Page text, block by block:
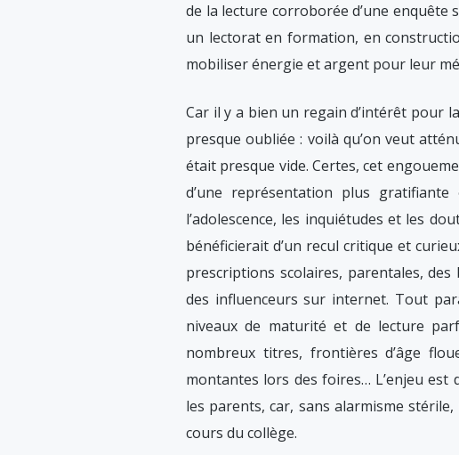
de la lecture corroborée d’une enquête
un lectorat en formation, en
mobiliser énergie et argent pour leur
Car il y a bien un regain d’intérêt pour
presque oubliée : voilà qu’on veut
était presque vide. Certes, cet
d’une représentation plus
l’adolescence, les inquiétudes et les
bénéficierait d’un recul critique et
prescriptions scolaires, parentales,
des influenceurs sur internet. Tout
niveaux de maturité et de lecture
nombreux titres, frontières d’âge
montantes lors des foires… L’enjeu
les parents, car, sans alarmisme
cours du collège.